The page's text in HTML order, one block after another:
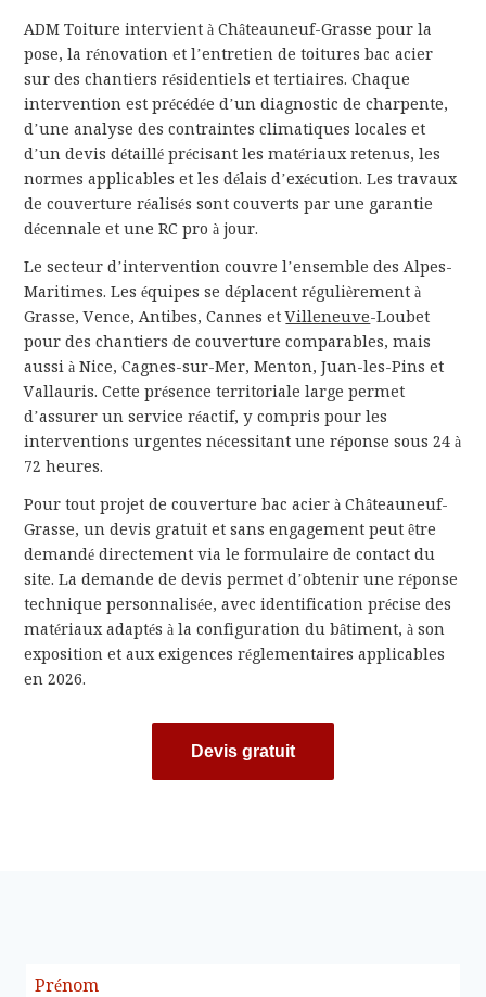
ADM Toiture intervient à Châteauneuf-Grasse pour la
pose, la rénovation et l’entretien de toitures bac acier
sur des chantiers résidentiels et tertiaires. Chaque
intervention est précédée d’un diagnostic de charpente,
d’une analyse des contraintes climatiques locales et
d’un devis détaillé précisant les matériaux retenus, les
normes applicables et les délais d’exécution. Les travaux
de couverture réalisés sont couverts par une garantie
décennale et une RC pro à jour.
Le secteur d’intervention couvre l’ensemble des Alpes-
Maritimes. Les équipes se déplacent régulièrement à
Grasse, Vence, Antibes, Cannes etVilleneuve-Loubet
pour des chantiers de couverture comparables, mais
aussi à Nice, Cagnes-sur-Mer, Menton, Juan-les-Pins et
Vallauris. Cette présence territoriale large permet
d’assurer un service réactif, y compris pour les
interventions urgentes nécessitant une réponse sous 24 à
72 heures.
Pour tout projet de couverture bac acier à Châteauneuf-
Grasse, un devis gratuit et sans engagement peut être
demandé directement via le formulaire de contact du
site. La demande de devis permet d’obtenir une réponse
technique personnalisée, avec identification précise des
matériaux adaptés à la configuration du bâtiment, à son
exposition et aux exigences réglementaires applicables
en 2026.
Devis gratuit
Prénom